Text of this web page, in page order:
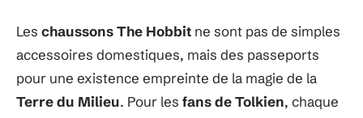
Les chaussons The Hobbit ne sont pas de simples
accessoires domestiques, mais des passeports
pour une existence empreinte de la magie de la
Terre du Milieu. Pour les fans de Tolkien, chaque